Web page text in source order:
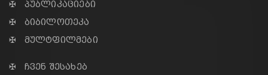
✠ პუბლიკაციები
✠ ბიბილოთეკა
✠ მულტფილმები
✠ ჩვენ შესახებ